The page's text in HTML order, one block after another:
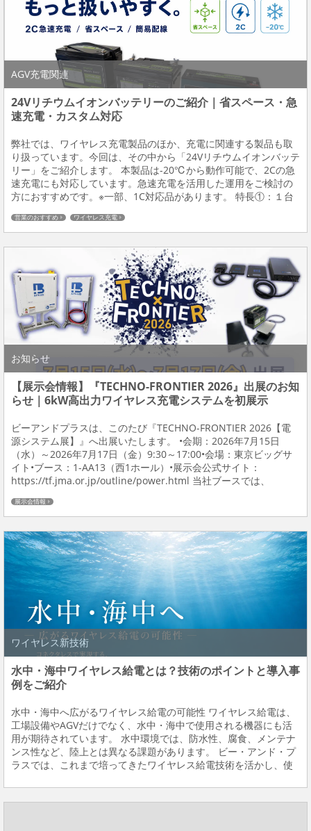
AGV充電関連
24Vリチウムイオンバッテリーのご紹介｜省スペース・急
速充電・カスタム対応
弊社では、ワイヤレス充電製品のほか、充電に関連する製品も取
り扱っています。今回は、その中から「24Vリチウムイオンバッテ
リー」をご紹介します。 本製品は-20℃から動作可能で、2Cの急
速充電にも対応しています。急速充電を活用した運用をご検討の
方におすすめです。※一部、1C対応品があります。 特長①：１台
直列で接続して使用するものも多...
営業のおすすめ ワイヤレス充電
お知らせ
【展示会情報】『TECHNO-FRONTIER 2026』出展のお知
らせ｜6kW高出力ワイヤレス充電システムを初展示
ビーアンドプラスは、このたび『TECHNO-FRONTIER 2026【電
源システム展】』へ出展いたします。 •会期：2026年7月15日
（水）～2026年7月17日（金）9:30～17:00•会場：東京ビッグサ
イト•ブース：1-AA13（西1ホール）•展示会公式サイト：
https://tf.jma.or.jp/outline/power.html 当社ブースでは、
展示会情報
ワイヤレス新技術
水中・海中ワイヤレス給電とは？技術のポイントと導入事
例をご紹介
水中・海中へ広がるワイヤレス給電の可能性 ワイヤレス給電は、
工場設備やAGVだけでなく、水中・海中で使用される機器にも活
用が期待されています。 水中環境では、防水性、腐食、メンテナ
ンス性など、陸上とは異なる課題があります。 ビー・アンド・プ
ラスでは、これまで培ってきたワイヤレス給電技術を活かし、使
ワイヤレス給電なのか 海洋資源調査やインフ...